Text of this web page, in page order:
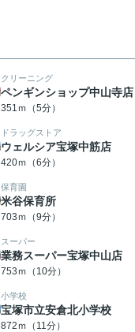
クリーニング
ペンギンショップ中山寺店
351ｍ（5分）
ドラッグストア
ウェルシア宝塚中筋店
420ｍ（6分）
保育園
米谷保育所
703ｍ（9分）
スーパー
業務スーパー宝塚中山店
753ｍ（10分）
小学校
宝塚市立安倉北小学校
872ｍ（11分）